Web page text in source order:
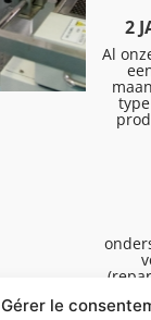
Gérer le
2
Al